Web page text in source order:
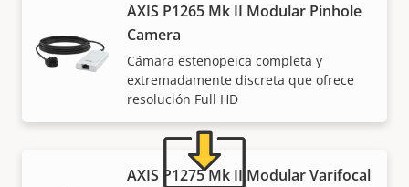
AXIS P1265 Mk II Modular Pinhole
Camera
Cámara estenopeica completa y
extremadamente discreta que ofrece
resolución Full HD
AXIS P1275 Mk II Modular Varifocal
¿Necesita información sobre cualquier producto
Axis, software o ayuda de uno de nuestros expertos?